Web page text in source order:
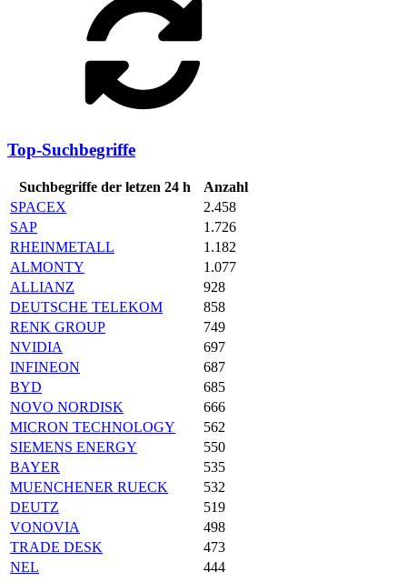
Top-Suchbegriffe
Suchbegriffe der letzen 24 h
Anzahl
SPACEX
2.458
SAP
1.726
RHEINMETALL
1.182
ALMONTY
1.077
ALLIANZ
928
DEUTSCHE TELEKOM
858
RENK GROUP
749
NVIDIA
697
INFINEON
687
BYD
685
NOVO NORDISK
666
MICRON TECHNOLOGY
562
SIEMENS ENERGY
550
BAYER
535
MUENCHENER RUECK
532
DEUTZ
519
VONOVIA
498
TRADE DESK
473
NEL
444